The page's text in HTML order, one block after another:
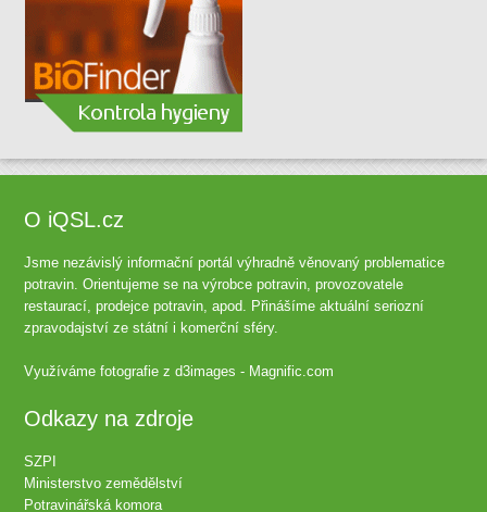
O iQSL.cz
Jsme nezávislý informační portál výhradně věnovaný problematice
potravin. Orientujeme se na výrobce potravin, provozovatele
restaurací, prodejce potravin, apod. Přinášíme aktuální seriozní
zpravodajství ze státní i komerční sféry.
Využíváme fotografie zd3images - Magnific.com
Odkazy na zdroje
SZPI
Ministerstvo zemědělství
Potravinářská komora